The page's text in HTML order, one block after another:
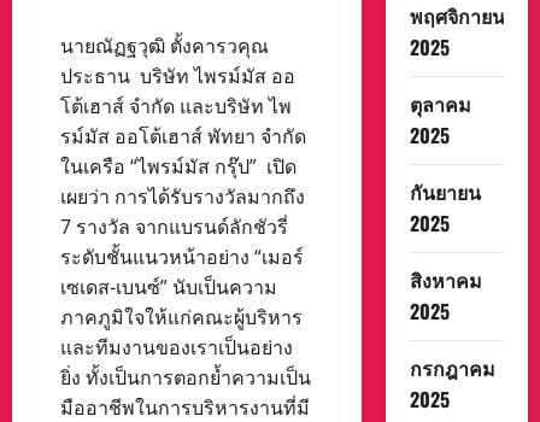
นายณัฏฐวุฒิ ตั้งคารวคุณ
ประธาน บริษัท ไพรม์มัส ออ
โต้เฮาส์ จำกัด และบริษัท ไพ
รม์มัส ออโต้เฮาส์ พัทยา จำกัด
ในเครือ “ไพรม์มัส กรุ๊ป” เปิด
เผยว่า การได้รับรางวัลมากถึง
7 รางวัล จากแบรนด์ลักชัวรี่
ระดับชั้นแนวหน้าอย่าง “เมอร์
เซเดส-เบนซ์” นับเป็นความ
ภาคภูมิใจให้แก่คณะผู้บริหาร
และทีมงานของเราเป็นอย่าง
ยิ่ง ทั้งเป็นการตอกย้ำความเป็น
มืออาชีพในการบริหารงานที่มี
พฤศจิกายน
2025
ตุลาคม
2025
กันยายน
2025
สิงหาคม
2025
กรกฎาคม
2025